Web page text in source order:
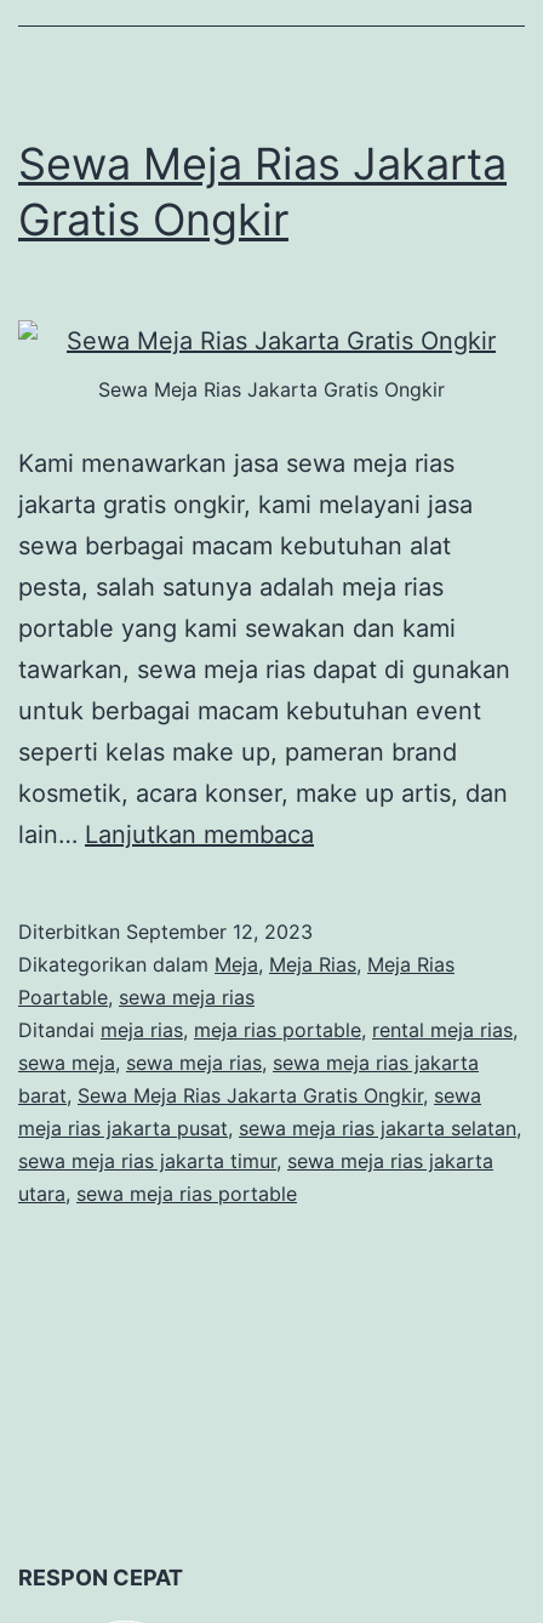
Sewa Meja Rias Jakarta
Gratis Ongkir
Sewa Meja Rias Jakarta Gratis Ongkir
Kami menawarkan jasa sewa meja rias
jakarta gratis ongkir, kami melayani jasa
sewa berbagai macam kebutuhan alat
pesta, salah satunya adalah meja rias
portable yang kami sewakan dan kami
tawarkan, sewa meja rias dapat di gunakan
untuk berbagai macam kebutuhan event
seperti kelas make up, pameran brand
kosmetik, acara konser, make up artis, dan
lain… Lanjutkan membaca
Jakarta
Ongkir
Diterbitkan September 12, 2023
Dikategorikan dalam Meja, Meja Rias, Meja Rias
Poartable, sewa meja rias
Ditandai meja rias, meja rias portable, rental meja rias,
sewa meja, sewa meja rias, sewa meja rias jakarta
barat, Sewa Meja Rias Jakarta Gratis Ongkir, sewa
meja rias jakarta pusat, sewa meja rias jakarta selatan,
sewa meja rias jakarta timur, sewa meja rias jakarta
utara, sewa meja rias portable
RESPON CEPAT